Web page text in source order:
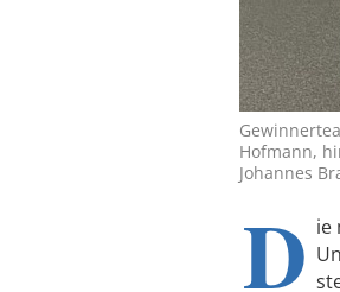
Hofmann,
Johannes
D ie